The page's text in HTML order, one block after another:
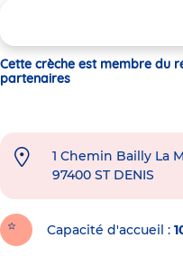
Cette crèche est membre du
partenaires
1 Chemin Bailly La
97400 ST DENIS
Capacité d'accueil